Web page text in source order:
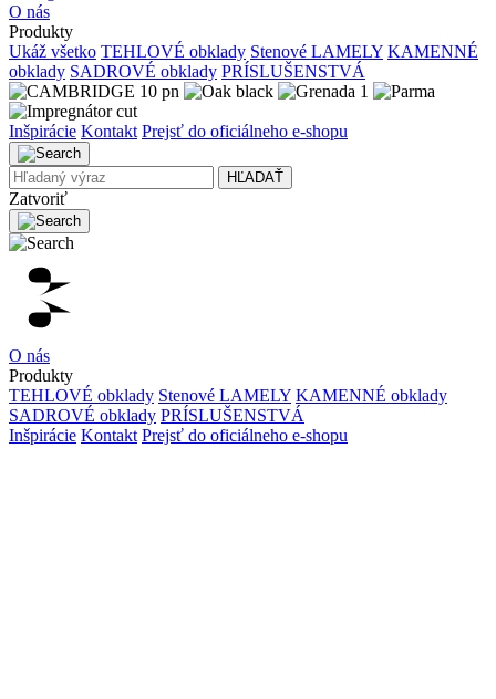
O nás
Produkty
Ukáž všetko TEHLOVÉ obklady Stenové LAMELY KAMENNÉ
obklady SADROVÉ obklady PRÍSLUŠENSTVÁ
Inšpirácie Kontakt Prejsť do oficiálneho e-shopu
HĽADAŤ
Zatvoriť
O nás
Produkty
TEHLOVÉ obklady Stenové LAMELY KAMENNÉ obklady
SADROVÉ obklady PRÍSLUŠENSTVÁ
Inšpirácie Kontakt Prejsť do oficiálneho e-shopu